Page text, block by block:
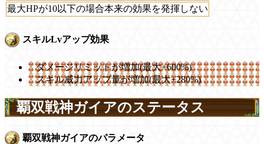
最大HPが10以下の場合本来の効果を発揮しない
スキルLvアップ効果
ダメージリミットが増加(最大+600%)
スキル威力アップ量が増加(最大+280%)
覇双戦神ガイアのステータス
覇双戦神ガイアのパラメータ